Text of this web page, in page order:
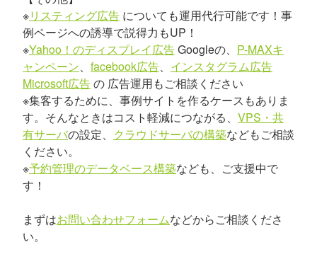
※リスティング広告 についても運用代行可能です！事
例ページへの誘導で説得力もUP！
※Yahoo！のディスプレイ広告Googleの、 P-MAXキ
ャンペーン、 facebook広告、 インスタグラム広告
Microsoft広告の 広告運用もご相談ください
※集客するために、事例サイトを作るケースもありま
す。そんなときはコスト軽減につながる、 VPS・共
有サーバの設定、 クラウドサーバの構築などもご相談
ください。
※予約管理のデータベース構築なども、ご支援中で
す！
まずはお問い合わせフォームなどからご相談くださ
い。